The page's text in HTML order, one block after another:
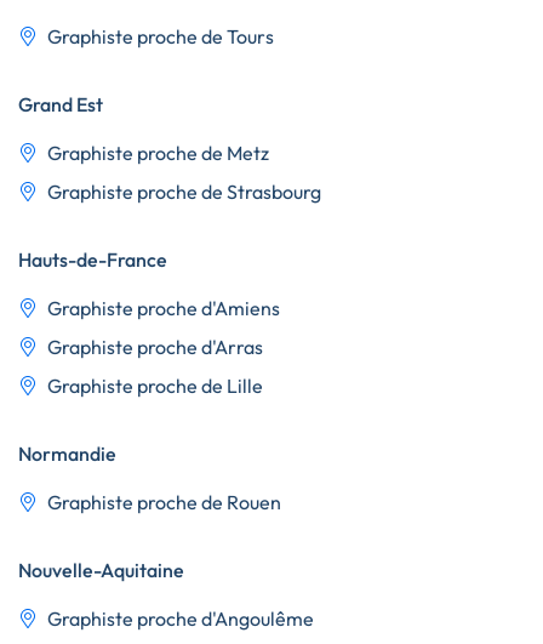
Graphiste proche de Tours
Grand Est
Graphiste proche de Metz
Graphiste proche de Strasbourg
Hauts-de-France
Graphiste proche d'Amiens
Graphiste proche d'Arras
Graphiste proche de Lille
Normandie
Graphiste proche de Rouen
Nouvelle-Aquitaine
Graphiste proche d'Angoulême